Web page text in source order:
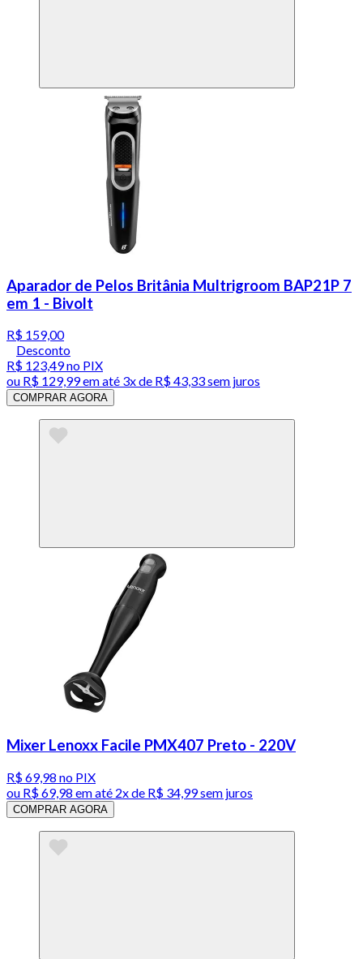
Aparador de Pelos Britânia Multrigroom BAP21P 7
em 1 - Bivolt
R$ 159,00
Desconto
R$ 123,49no PIX
ou R$ 129,99em até 3x de R$ 43,33 sem juros
COMPRAR AGORA
Mixer Lenoxx Facile PMX407 Preto - 220V
R$ 69,98 no PIX
ou R$ 69,98 em até 2x de R$ 34,99 sem juros
COMPRAR AGORA